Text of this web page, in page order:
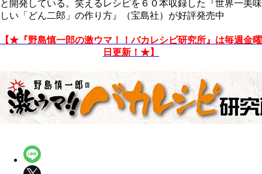
と開発している。笑えるレシピを６０本収録した『世界一美味
しい「どん二郎」の作り方』（宝島社）が好評発売中
【★『野島慎一郎の激ウマ！！バカレシピ研究所』は毎週金曜
日更新！★】